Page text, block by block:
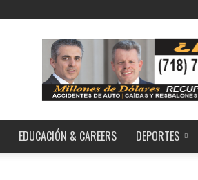
EDUCACIÓN & CAREERS DEPORTES